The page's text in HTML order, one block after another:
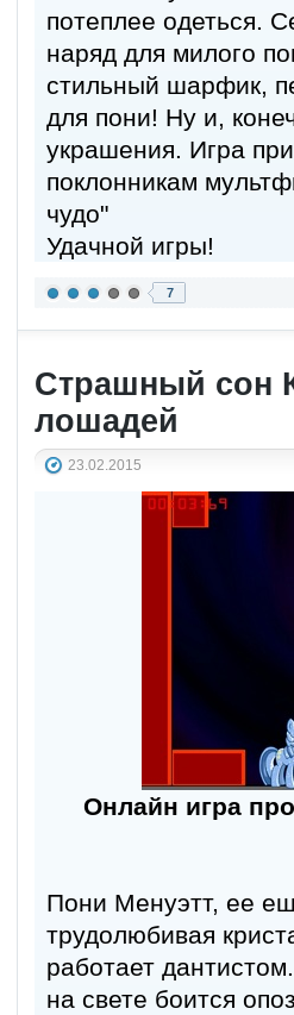
потеплее одеться.
наряд для милого
стильный шарфик,
для пони! Ну и,
украшения. Игра
поклонникам
чудо"
Удачной игры!
7
Страшный сон
лошадей
23.02.2015
Онлайн игра
Пони Менуэтт, ее
трудолюбивая
работает
на свете боится